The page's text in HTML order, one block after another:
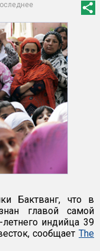
Бактванг, что в
главой самой
индийца 39
сообщает The